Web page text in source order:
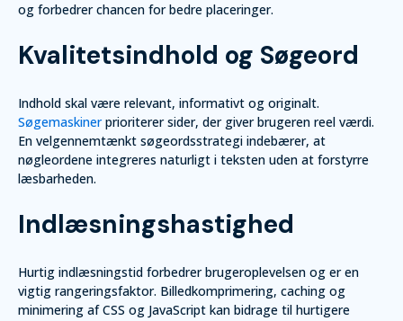
og forbedrer chancen for bedre placeringer.
Kvalitetsindhold og Søgeord
Indhold skal være relevant, informativt og originalt.
Søgemaskinerprioriterer sider, der giver brugeren reel værdi.
En velgennemtænkt søgeordsstrategi indebærer, at
nøgleordene integreres naturligt i teksten uden at forstyrre
læsbarheden.
Indlæsningshastighed
Hurtig indlæsningstid forbedrer brugeroplevelsen og er en
vigtig rangeringsfaktor. Billedkomprimering, caching og
minimering af CSS og JavaScript kan bidrage til hurtigere